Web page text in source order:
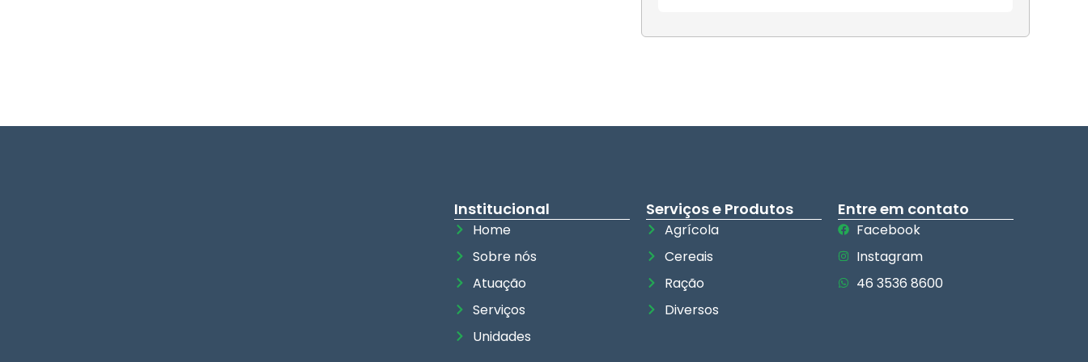
Institucional
Home
Sobre nós
Atuação
Serviços
Unidades
Serviços e Produtos
Agrícola
Cereais
Ração
Diversos
Entre em contato
Facebook
Instagram
46 3536 8600